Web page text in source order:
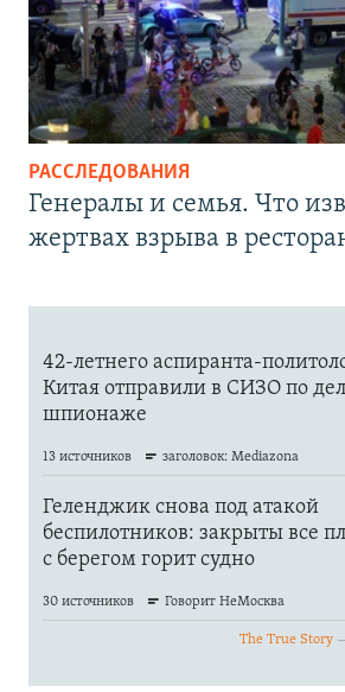
РАССЛЕДОВАНИЯ
Генералы и семья. Что
жертвах взрыва в